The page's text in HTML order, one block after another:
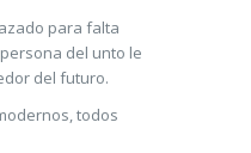
para falta
del unto le
del futuro.
todos